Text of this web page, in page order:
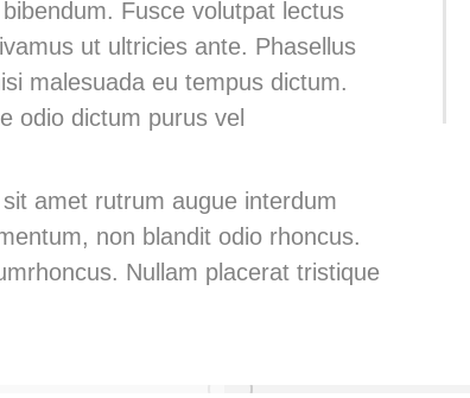
Fusce volutpat lectus
ut ultricies ante. Phasellus
malesuada eu tempus dictum.
odio dictum purus vel
amet rutrum augue interdum
non blandit odio rhoncus.
Nullam placerat tristique